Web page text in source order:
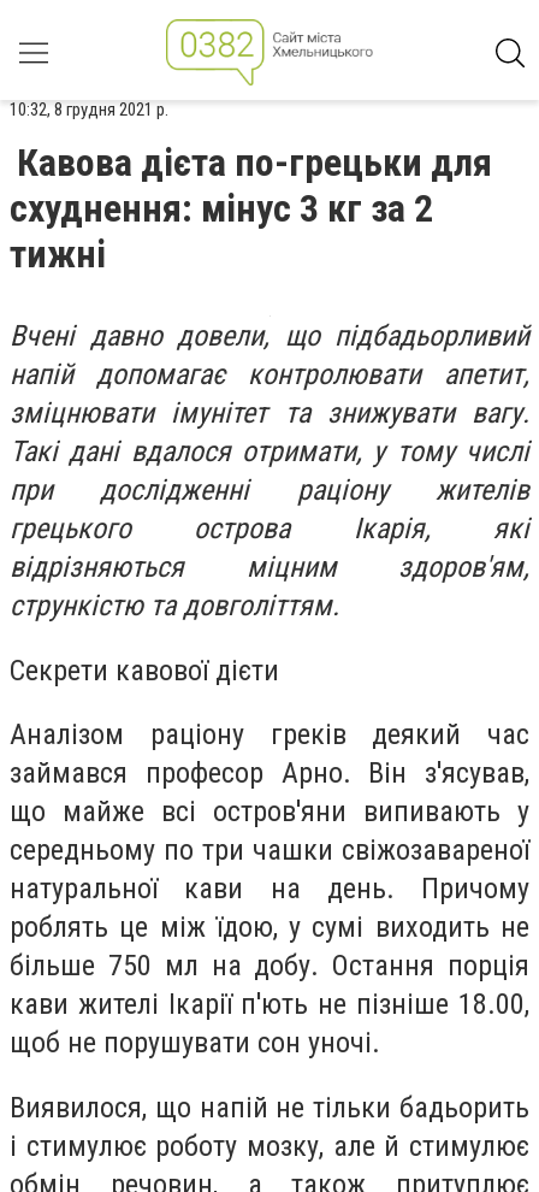
10:32, 8 грудня 2021 р.
Кавова дієта по-грецьки для
схуднення: мінус 3 кг за 2
тижні
Вчені давно довели, що підбадьорливий
напій допомагає контролювати апетит,
зміцнювати імунітет та знижувати вагу.
Такі дані вдалося отримати, у тому числі
при дослідженні раціону жителів
грецького острова Ікарія, які
відрізняються міцним здоров'ям,
стрункістю та довголіттям.
Секрети кавової дієти
Аналізом раціону греків деякий час
займався професор Арно. Він з'ясував,
що майже всі остров'яни випивають у
середньому по три чашки свіжозавареної
натуральної кави на день. Причому
роблять це між їдою, у сумі виходить не
більше 750 мл на добу. Остання порція
кави жителі Ікарії п'ють не пізніше 18.00,
щоб не порушувати сон уночі.
Виявилося, що напій не тільки бадьорить
і стимулює роботу мозку, але й стимулює
обмін речовин, а також притуплює